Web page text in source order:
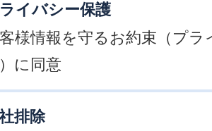
イバシー保護
様情報を守るお約束（プ
に同意
排除